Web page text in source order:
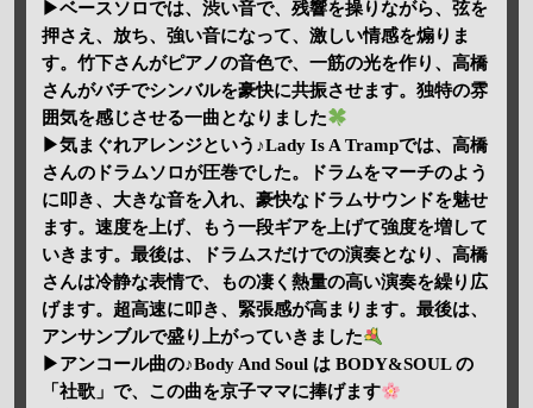
▶ベースソロでは、渋い音で、残響を操りながら、弦を
押さえ、放ち、強い音になって、激しい情感を煽りま
す。竹下さんがピアノの音色で、一筋の光を作り、高橋
さんがバチでシンバルを豪快に共振させます。独特の雰
囲気を感じさせる一曲となりました
▶気まぐれアレンジという♪Lady Is A Trampでは、高橋
さんのドラムソロが圧巻でした。ドラムをマーチのよう
に叩き、大きな音を入れ、豪快なドラムサウンドを魅せ
ます。速度を上げ、もう一段ギアを上げて強度を増して
いきます。最後は、ドラムスだけでの演奏となり、高橋
さんは冷静な表情で、もの凄く熱量の高い演奏を繰り広
げます。超高速に叩き、緊張感が高まります。最後は、
アンサンブルで盛り上がっていきました
▶アンコール曲の♪Body And Soul は BODY&SOUL の
「社歌」で、この曲を京子ママに捧げます